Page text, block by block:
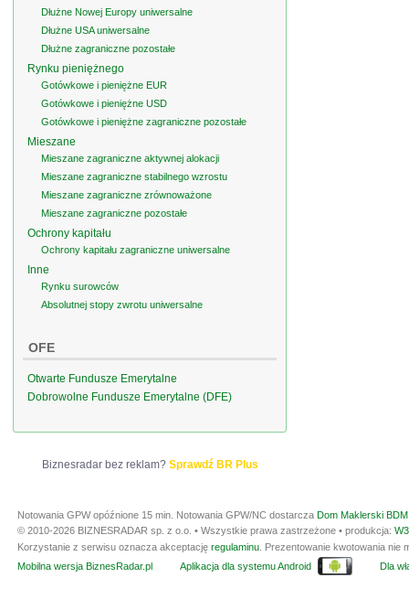
Dłużne Nowej Europy uniwersalne
Dłużne USA uniwersalne
Dłużne zagraniczne pozostałe
Rynku pieniężnego
Gotówkowe i pieniężne EUR
Gotówkowe i pieniężne USD
Gotówkowe i pieniężne zagraniczne pozostałe
Mieszane
Mieszane zagraniczne aktywnej alokacji
Mieszane zagraniczne stabilnego wzrostu
Mieszane zagraniczne zrównoważone
Mieszane zagraniczne pozostałe
Ochrony kapitału
Ochrony kapitału zagraniczne uniwersalne
Inne
Rynku surowców
Absolutnej stopy zwrotu uniwersalne
OFE
Otwarte Fundusze Emerytalne
Dobrowolne Fundusze Emerytalne (DFE)
Biznesradar bez reklam? Sprawdź BR Plus
Notowania GPW opóźnione 15 min. Notowania GPW/NC dostarcza Dom Maklerski
© 2010-2026 BIZNESRADAR sp. z o.o. • Wszystkie prawa zastrzeżone • produkcja:
Korzystanie z serwisu oznacza akceptację regulaminu . Prezentowanie kwotowania
Mobilna wersja BiznesRadar.pl
Aplikacja dla systemu Android Dla